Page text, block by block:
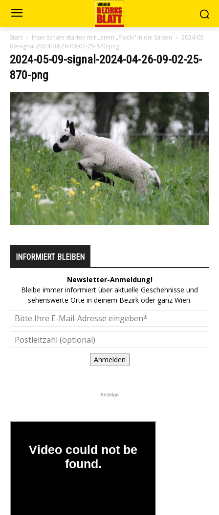
Start Insel-Schafe starten mit Lamm „Flocki“ in die Saison
2024-05-
09-signal-2024-04-26-09-02-25-870-png
2024-05-09-signal-2024-04-26-09-02-25-
870-png
INFORMIERT BLEIBEN
Newsletter-Anmeldung!
Bleibe immer informiert über aktuelle Geschehnisse und
sehenswerte Orte in deinem Bezirk oder ganz Wien.
Anmelden
Anzeige